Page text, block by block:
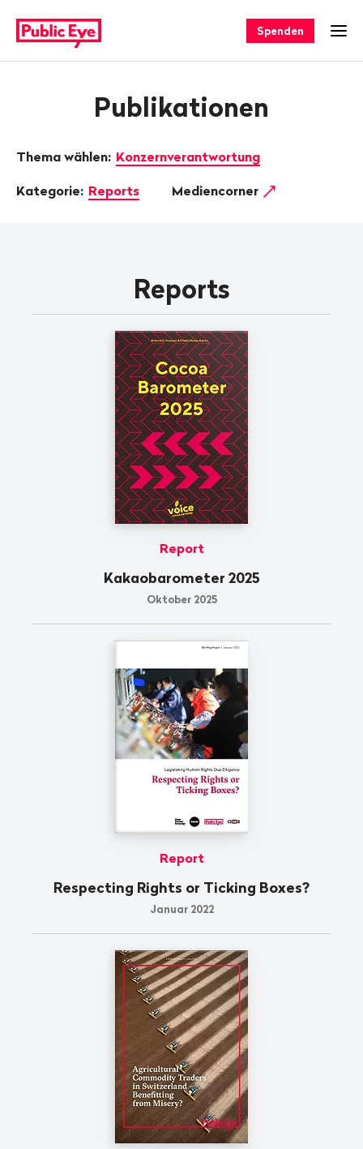
auf
publiceye.ch
Spenden
Publikationen
Thema wählen: Konzernverantwortung
Kategorie: Reports Mediencorner
Reports
Report
Kakaobarometer 2025
Oktober 2025
Report
Respecting Rights or Ticking Boxes?
Januar 2022